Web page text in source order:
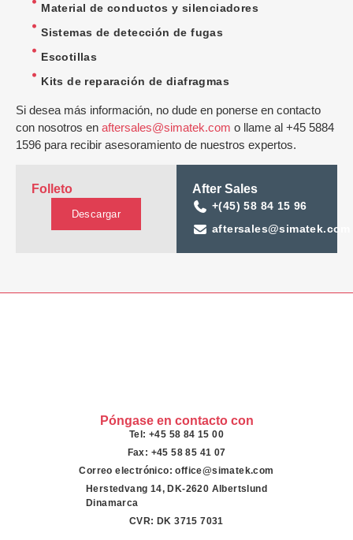
Material de conductos y silenciadores
Sistemas de detección de fugas
Escotillas
Kits de reparación de diafragmas
Si desea más información, no dude en ponerse en contacto
con nosotros en aftersales@simatek.com o llame al +45 5884
1596 para recibir asesoramiento de nuestros expertos.
Folleto
Descargar
After Sales
+(45) 58 84 15 96
aftersales@simatek.com
Póngase en contacto con
Tel: +45 58 84 15 00
Fax: +45 58 85 41 07
Correo electrónico: office@simatek.com
Herstedvang 14, DK-2620 Albertslund
Dinamarca
CVR: DK 3715 7031